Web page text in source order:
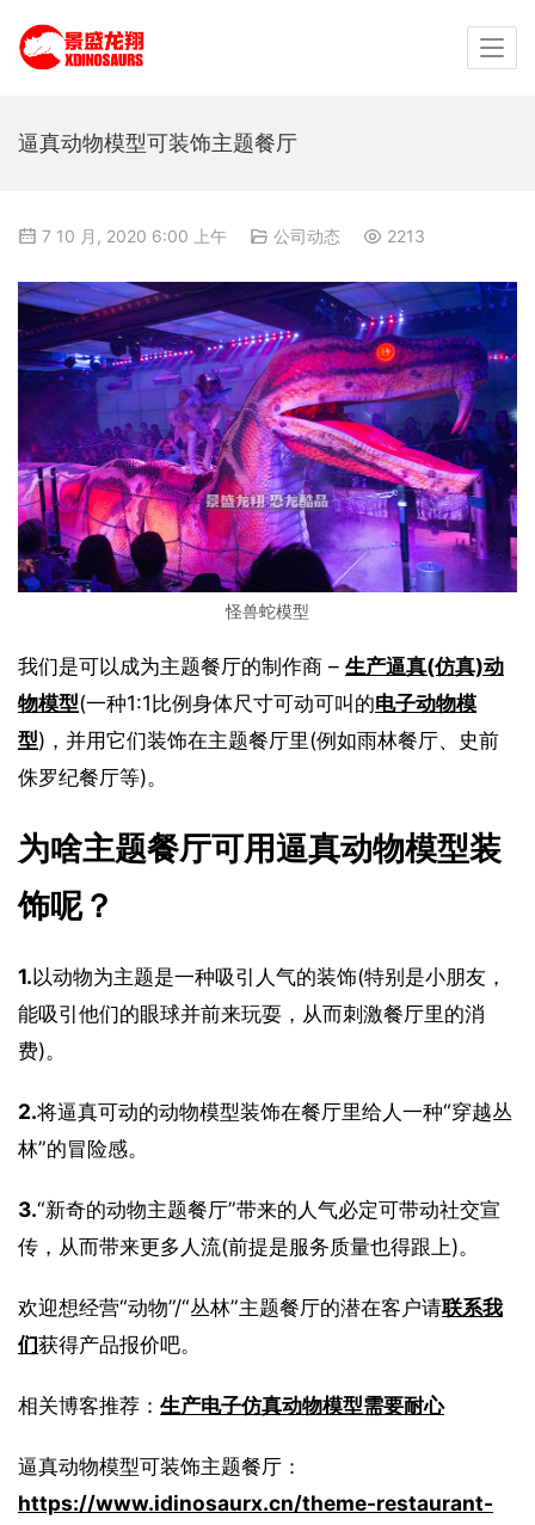
逼真动物模型可装饰主题餐厅
7 10 月, 2020 6:00 上午 公司动态 2213
怪兽蛇模型
我们是可以成为主题餐厅的制作商 – 生产逼真(仿真)动
物模型(一种1:1比例身体尺寸可动可叫的电子动物模
型)，并用它们装饰在主题餐厅里(例如雨林餐厅、史前
侏罗纪餐厅等)。
为啥主题餐厅可用逼真动物模型装
饰呢？
1.以动物为主题是一种吸引人气的装饰(特别是小朋友，
能吸引他们的眼球并前来玩耍，从而刺激餐厅里的消
费)。
2.将逼真可动的动物模型装饰在餐厅里给人一种“穿越丛
林”的冒险感。
3.“新奇的动物主题餐厅”带来的人气必定可带动社交宣
传，从而带来更多人流(前提是服务质量也得跟上)。
欢迎想经营“动物”/“丛林”主题餐厅的潜在客户请联系我
们获得产品报价吧。
相关博客推荐： 生产电子仿真动物模型需要耐心
逼真动物模型可装饰主题餐厅：
https://www.idinosaurx.cn/theme-restaurant-